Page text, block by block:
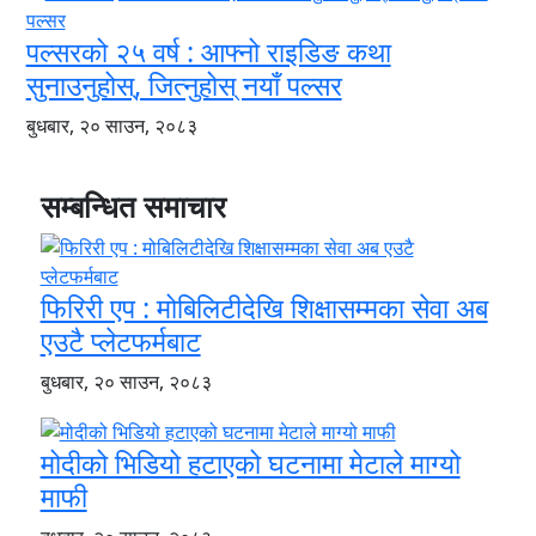
पल्सरको २५ वर्ष : आफ्नो राइडिङ कथा
सुनाउनुहोस्, जित्नुहोस् नयाँ पल्सर
बुधबार, २० साउन, २०८३
सम्बन्धित समाचार
फिरिरी एप : मोबिलिटीदेखि शिक्षासम्मका सेवा अब
एउटै प्लेटफर्मबाट
बुधबार, २० साउन, २०८३
मोदीको भिडियो हटाएको घटनामा मेटाले माग्यो
माफी